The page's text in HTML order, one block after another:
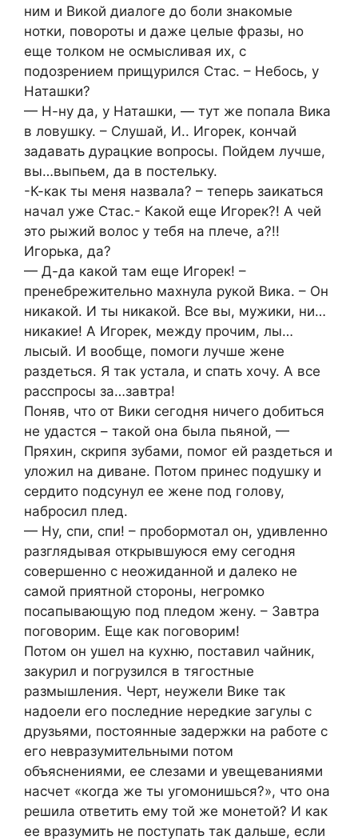
ним и Викой диалоге до боли знакомые
нотки, повороты и даже целые фразы, но
еще толком не осмысливая их, с
подозрением прищурился Стас. – Небось, у
Наташки?
— Н-ну да, у Наташки, — тут же попала Вика
в ловушку. – Слушай, И.. Игорек, кончай
задавать дурацкие вопросы. Пойдем лучше,
вы…выпьем, да в постельку.
-К-как ты меня назвала? – теперь заикаться
начал уже Стас.- Какой еще Игорек?! А чей
это рыжий волос у тебя на плече, а?!!
Игорька, да?
— Д-да какой там еще Игорек! –
пренебрежительно махнула рукой Вика. – Он
никакой. И ты никакой. Все вы, мужики, ни…
никакие! А Игорек, между прочим, лы…
лысый. И вообще, помоги лучше жене
раздеться. Я так устала, и спать хочу. А все
расспросы за…завтра!
Поняв, что от Вики сегодня ничего добиться
не удастся – такой она была пьяной, —
Пряхин, скрипя зубами, помог ей раздеться и
уложил на диване. Потом принес подушку и
сердито подсунул ее жене под голову,
набросил плед.
— Ну, спи, спи! – пробормотал он, удивленно
разглядывая открывшуюся ему сегодня
совершенно с неожиданной и далеко не
самой приятной стороны, негромко
посапывающую под пледом жену. – Завтра
поговорим. Еще как поговорим!
Потом он ушел на кухню, поставил чайник,
закурил и погрузился в тягостные
размышления. Черт, неужели Вике так
надоели его последние нередкие загулы с
друзьями, постоянные задержки на работе с
его невразумительными потом
объяснениями, ее слезами и увещеваниями
насчет «когда же ты угомонишься?», что она
решила ответить ему той же монетой? И как
ее вразумить не поступать так дальше, если